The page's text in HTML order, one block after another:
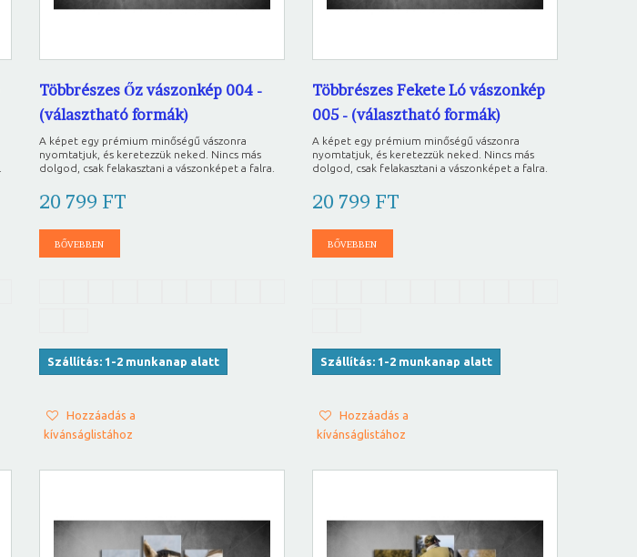
Többrészes Őz vászonkép 004 -
(választható formák)
A képet egy prémium minőségű vászonra
nyomtatjuk, és keretezzük neked. Nincs más
dolgod, csak felakasztani a vászonképet a falra.
20 799 FT
BŐVEBBEN
Szállítás: 1-2 munkanap alatt
Hozzáadás a
kívánságlistához
Többrészes Fekete Ló vászonkép
005 - (választható formák)
A képet egy prémium minőségű vászonra
nyomtatjuk, és keretezzük neked. Nincs más
dolgod, csak felakasztani a vászonképet a falra.
20 799 FT
BŐVEBBEN
Szállítás: 1-2 munkanap alatt
Hozzáadás a
kívánságlistához